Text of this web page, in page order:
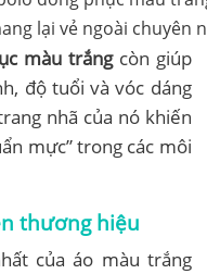
lại vẻ ngoài
màu trắngcòn giúp
độ tuổi và vóc dáng
nhã của nó khiến
mực” trong các môi
thương hiệu
của áo màu trắng